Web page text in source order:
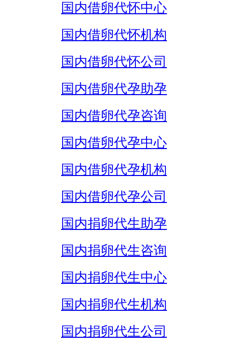
国内借卵代怀中心
国内借卵代怀机构
国内借卵代怀公司
国内借卵代孕助孕
国内借卵代孕咨询
国内借卵代孕中心
国内借卵代孕机构
国内借卵代孕公司
国内捐卵代生助孕
国内捐卵代生咨询
国内捐卵代生中心
国内捐卵代生机构
国内捐卵代生公司